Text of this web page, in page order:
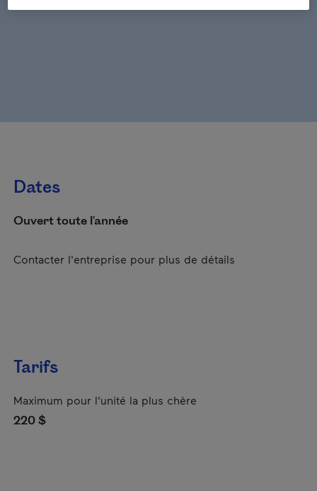
Dates
Ouvert toute l'année
Contacter l'entreprise pour plus de détails
Tarifs
Maximum pour l'unité la plus chère
220 $